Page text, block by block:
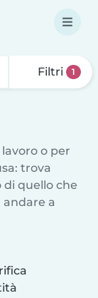
Filtri 1
o per
trova
quello che
a